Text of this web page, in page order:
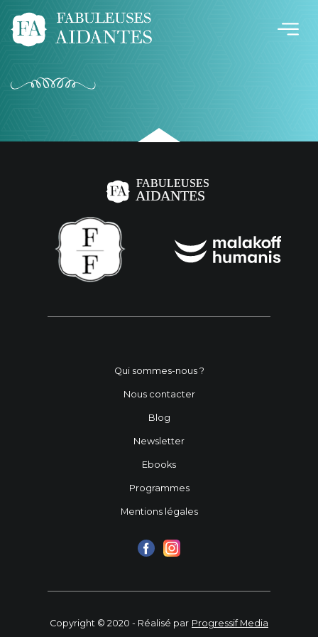
Qui sommes-nous ?
Nous contacter
Blog
Newsletter
Ebooks
Programmes
Mentions légales
Copyright © 2020 - Réalisé par Progressif Media